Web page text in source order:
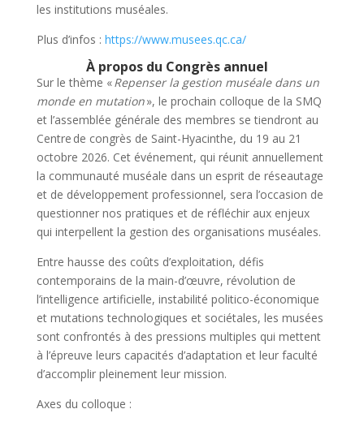
les institutions muséales.
Plus d’infos : https://www.musees.qc.ca/
À propos du Congrès annuel
Sur le thème «Repenser la gestion muséale dans un
monde en mutation», le prochain colloque de la SMQ
et l’assemblée générale des membres se tiendront au
Centre de congrès de Saint-Hyacinthe, du 19 au 21
octobre 2026. Cet événement, qui réunit annuellement
la communauté muséale dans un esprit de réseautage
et de développement professionnel, sera l’occasion de
questionner nos pratiques et de réfléchir aux enjeux
qui interpellent la gestion des organisations muséales.
Entre hausse des coûts d’exploitation, défis
contemporains de la main-d’œuvre, révolution de
l’intelligence artificielle, instabilité politico-économique
et mutations technologiques et sociétales, les musées
sont confrontés à des pressions multiples qui mettent
à l’épreuve leurs capacités d’adaptation et leur faculté
d’accomplir pleinement leur mission.
Axes du colloque :